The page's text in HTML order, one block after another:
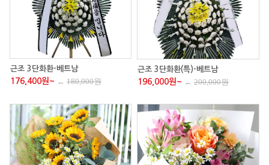
근조 3단화환-베트남
176,400원~ ← 180,000원
근조 3단화환(특)-베트남
196,000원~ ← 200,000원